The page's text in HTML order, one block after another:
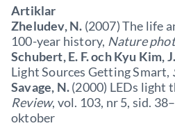
Artiklar
Zheludev, N. (2007) The life
100-year history, Nature
Schubert, E. F. och Kyu Kim, J.
Light Sources Getting Smart,
Savage, N.(2000) LEDs light
Review, vol. 103, nr 5, sid.
oktober